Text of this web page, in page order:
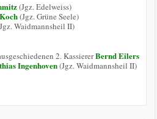
(Jgz. Edelweiss)
(Jgz. Grüne Seele)
Waidmannsheil II)
2. KassiererBernd Eilers
Ingenhoven(Jgz. Waidmannsheil II)